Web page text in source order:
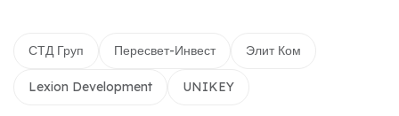
СТД Груп Пересвет-Инвест Элит Ком
Lexion Development UNIKEY